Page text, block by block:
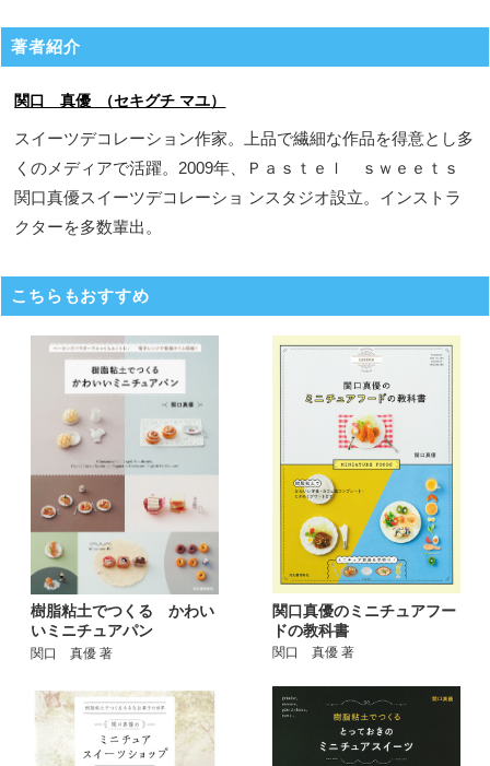
著者紹介
関口 真優 （セキグチ マユ）
スイーツデコレーション作家。上品で繊細な作品を得意とし多
くのメディアで活躍。2009年、Ｐａｓｔｅｌ ｓｗｅｅｔｓ
関口真優スイーツデコレーショ ンスタジオ設立。インストラ
クターを多数輩出。
こちらもおすすめ
樹脂粘土でつくる かわい
いミニチュアパン
関口 真優 著
関口真優のミニチュアフー
ドの教科書
関口 真優 著